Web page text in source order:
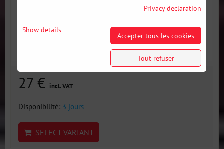
27 € incl. VAT
Disponibilité: 3 jours
SELECT VARIANT
Privacy declaration
Show details
Accepter tous les cookies
Tout refuser